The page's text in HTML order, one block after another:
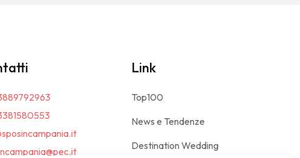
Link
Top100
News e Tendenze
Destination Wedding